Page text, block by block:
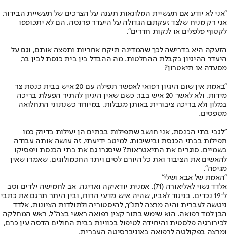
"אני לא יודע אם תעשיית המלונאות תענה על הצרכים של תעשיית הבידור.
אני רק מניח שלצד זעקתם הגדולה על היעדר פרנסה, הם לא יתכופפו
לקטוף פלפלים או לנקות חדרים".
הזעקה היא בדרישה לכך שהמדינה תיקח אחריות ותפצה אותם, וגם על
היעדר ההיגיון בקבלת ההחלטות. מה ההבדל בין בית כנסת לבין בר,
מסעדה או תיאטרון?
"באמת אין שום היגיון רפואי לאפשר תפילה עם 20 איש בבית כנסת צר
מידות, ולא לאשר 20 איש בבר. כשם שאין היגיון להתיר הפעלת בריכה
במלון ולא בריכה ציבורית באותן מגבלות, במיוחד כשנתוני התחלואה
מטפסים.
"לגבי בתי הכנסת, אני חושב שתפילות בבתים הן יעילות בדיוק כמו
תפילות בבתי הכנסת ובישיבות. למיטב ידיעתי, זה עושה אותה עבודה
בשמיים. סוגרים את התיאטראות? שיסגרו גם את בתי הכנסת ויפסיקו
להאשים את הציבור ואת כל היורם לסים ויתר החכמולוגים, שאמרו שאין
מגיפה".
"האמת של אבא ושלי"
אלדד נשוי לאליאורה (71), אמנית יודאיקה ואריגה, אב לחמישה ילדים וסב
ל־19 נכדים. בניגוד לאביו, שהיה איש מדעי הרוח, ובין היתר תרגם את כתבי
ניטשה לעברית והיה מרצה לתנ"ך, להיסטוריה ולתולדות הציונות, אלדד
הבן למד רפואה. הוא שימש בתור קצין רפואה ראשי בצה"ל, ראש המחלקה
לכירורגיה פלסטית והיחידה לטיפול בכוויות בבית החולים הדסה עין כרם,
ומרצה בפקולטה לרפואה באוניברסיטה העברית.